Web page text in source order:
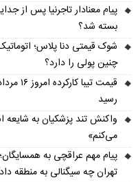
پیام معنادار تاجرنیا پس از
بسته شد؟
چنین پولی را دارد؟
رسید
واکنش تند پزشکیان به شایعه
می‌کنم»
پیام مهم عراقچی به
تهران چه سیگنالی به منطقه